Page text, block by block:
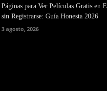
Páginas para Ver Películas Gratis en
sin Registrarse: Guía Honesta 2026
3 agosto, 2026